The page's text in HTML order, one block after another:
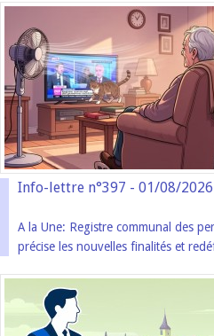
Info-lettre n°397 - 01/08/2026
A la Une: Registre communal des
précise les nouvelles finalités et